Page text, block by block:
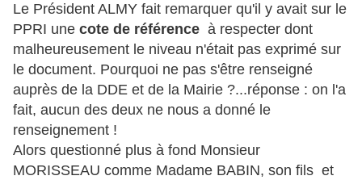
Le Président ALMY fait remarquer qu'il y avait sur le
PPRI une cote de référence à respecter dont
malheureusement le niveau n'était pas exprimé sur
le document. Pourquoi ne pas s'être renseigné
auprès de la DDE et de la Mairie ?...réponse : on l'a
fait, aucun des deux ne nous a donné le
renseignement !
Alors questionné plus à fond Monsieur
MORISSEAU comme Madame BABIN, son fils et